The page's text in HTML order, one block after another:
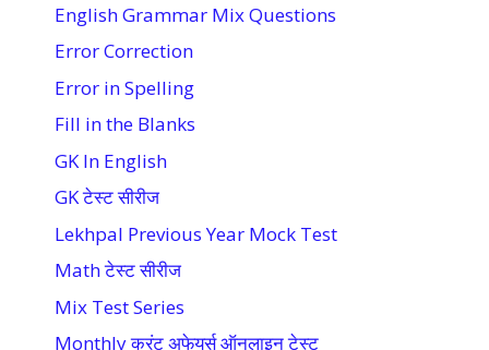
English Grammar Mix Questions
Error Correction
Error in Spelling
Fill in the Blanks
GK In English
GK टेस्ट सीरीज
Lekhpal Previous Year Mock Test
Math टेस्ट सीरीज
Mix Test Series
Monthly करंट अफेयर्स ऑनलाइन टेस्ट